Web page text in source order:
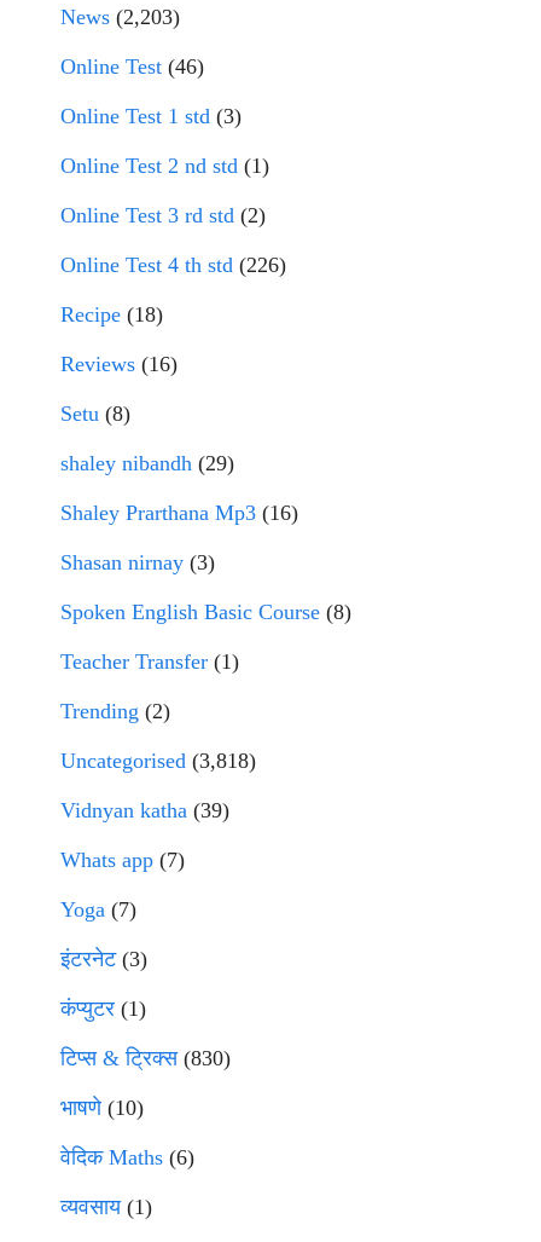
News (2,203)
Online Test (46)
Online Test 1 std (3)
Online Test 2 nd std (1)
Online Test 3 rd std (2)
Online Test 4 th std (226)
Recipe (18)
Reviews (16)
Setu (8)
shaley nibandh (29)
Shaley Prarthana Mp3 (16)
Shasan nirnay (3)
Spoken English Basic Course (8)
Teacher Transfer (1)
Trending (2)
Uncategorised (3,818)
Vidnyan katha (39)
Whats app (7)
Yoga (7)
इंटरनेट(3)
कंप्युटर (1)
टिप्स & ट्रिक्स(830)
भाषणे(10)
वेदिक Maths (6)
व्यवसाय(1)